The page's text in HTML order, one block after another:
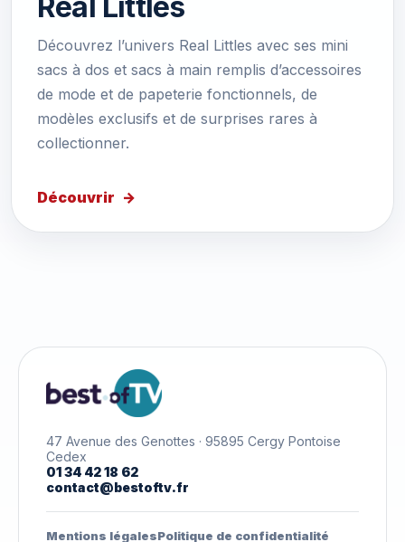
Découvrez l’univers Real Littles avec ses mini
sacs à dos et sacs à main remplis d’accessoires
de mode et de papeterie fonctionnels, de
modèles exclusifs et de surprises rares à
collectionner.
Découvrir
47 Avenue des Genottes · 95895 Cergy Pontoise
Cedex
01 34 42 18 62
contact@bestoftv.fr
Mentions légalesPolitique de confidentialité